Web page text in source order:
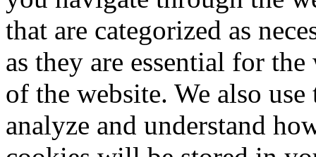
that are categorized as
as they are essential for
of the website. We also
analyze and understand